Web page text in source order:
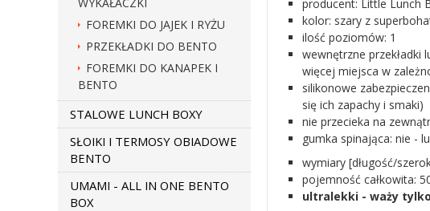
FOREMKI DO JAJEK I RYŻU
PRZEKŁADKI DO BENTO
FOREMKI DO KANAPEK I
BENTO
STALOWE LUNCH BOXY
SŁOIKI I TERMOSY OBIADOWE
BENTO
UMAMI - ALL IN ONE BENTO
BOX
producent: Little Lunch
kolor: szary z
ilość poziomów: 1
wewnętrzne przekładki
więcej miejsca w
silikonowe
się ich zapachy i smaki)
nie przecieka na
gumka spinająca: nie -
wymiary [długość/
pojemność całkowita:
ultralekki - waży